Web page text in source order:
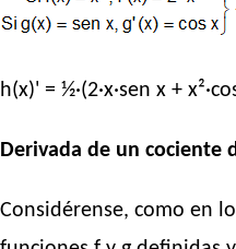
h(x)' = ½·(2·x·sen x +
Derivada de un cociente
Considérense, como en